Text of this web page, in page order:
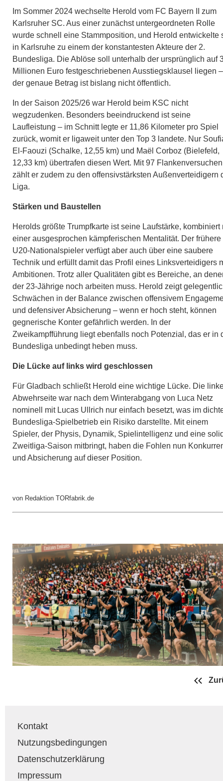
Im Sommer 2024 wechselte Herold vom FC Bayern II zum
Karlsruher SC. Aus einer zunächst untergeordneten Rolle
wurde schnell eine Stammposition, und Herold entwickelte
in Karlsruhe zu einem der konstantesten Akteure der 2.
Bundesliga. Die Ablöse soll unterhalb der ursprünglich auf
Millionen Euro festgeschriebenen Ausstiegsklausel liegen –
der genaue Betrag ist bislang nicht öffentlich.
In der Saison 2025/26 war Herold beim KSC nicht
wegzudenken. Besonders beeindruckend ist seine
Laufleistung – im Schnitt legte er 11,86 Kilometer pro Spiel
zurück, womit er ligaweit unter den Top 3 landete. Nur
El-Faouzi (Schalke, 12,55 km) und Maël Corboz (Bielefeld,
12,33 km) übertrafen diesen Wert. Mit 97 Flankenversuchen
zählt er zudem zu den offensivstärksten Außenverteidigern
Liga.
Stärken und Baustellen
Herolds größte Trumpfkarte ist seine Laufstärke, kombiniert
einer ausgesprochen kämpferischen Mentalität. Der frühere
U20-Nationalspieler verfügt aber auch über eine saubere
Technik und erfüllt damit das Profil eines Linksverteidigers
Ambitionen. Trotz aller Qualitäten gibt es Bereiche, an
der 23-Jährige noch arbeiten muss. Herold zeigt
Schwächen in der Balance zwischen offensivem
und defensiver Absicherung – wenn er hoch steht, können
gegnerische Konter gefährlich werden. In der
Zweikampfführung liegt ebenfalls noch Potenzial, das er in
Bundesliga unbedingt heben muss.
Die Lücke auf links wird geschlossen
Für Gladbach schließt Herold eine wichtige Lücke. Die
Abwehrseite war nach dem Winterabgang von Luca Netz
nominell mit Lucas Ullrich nur einfach besetzt, was im
Bundesliga-Spielbetrieb ein Risiko darstellte. Mit einem
Spieler, der Physis, Dynamik, Spielintelligenz und eine
Zweitliga-Saison mitbringt, haben die Fohlen nun
und Absicherung auf dieser Position.
von Redaktion TORfabrik.de
Kontakt
Nutzungsbedingungen
Datenschutzerklärung
Impressum